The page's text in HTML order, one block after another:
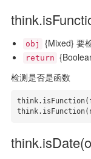
obj {Mixed} 要
return
检测是否是函数